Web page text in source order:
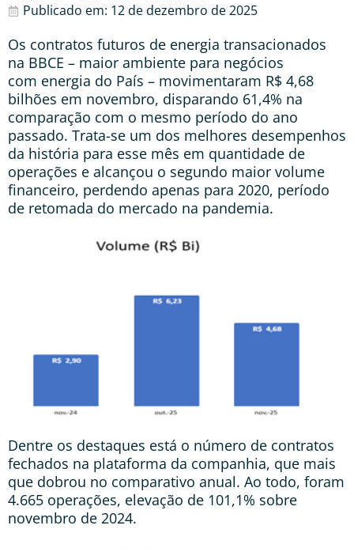
Publicado em: 12 de dezembro de 2025
Os contratos futuros de energia transacionados
na BBCE – maior ambiente para negócios
com energia do País – movimentaram R$ 4,68
bilhões em novembro, disparando 61,4% na
comparação com o mesmo período do ano
passado. Trata-se um dos melhores desempenhos
da história para esse mês em quantidade de
operações e alcançou o segundo maior volume
financeiro, perdendo apenas para 2020, período
de retomada do mercado na pandemia.
Dentre os destaques está o número de contratos
fechados na plataforma da companhia, que mais
que dobrou no comparativo anual. Ao todo, foram
4.665 operações, elevação de 101,1% sobre
novembro de 2024.